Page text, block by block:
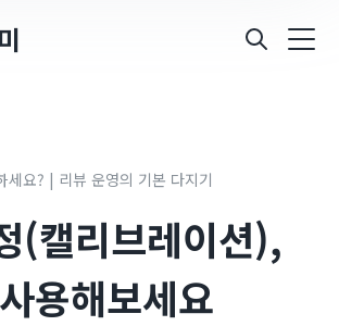
세요? | 리뷰 운영의 기본 다지기
(캘리브레이션),
용해보세요